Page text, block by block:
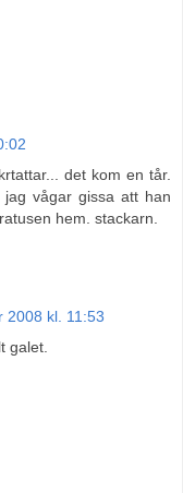
det kom en tår.
vågar gissa att han
hem. stackarn.
2008 kl. 11:53
galet.